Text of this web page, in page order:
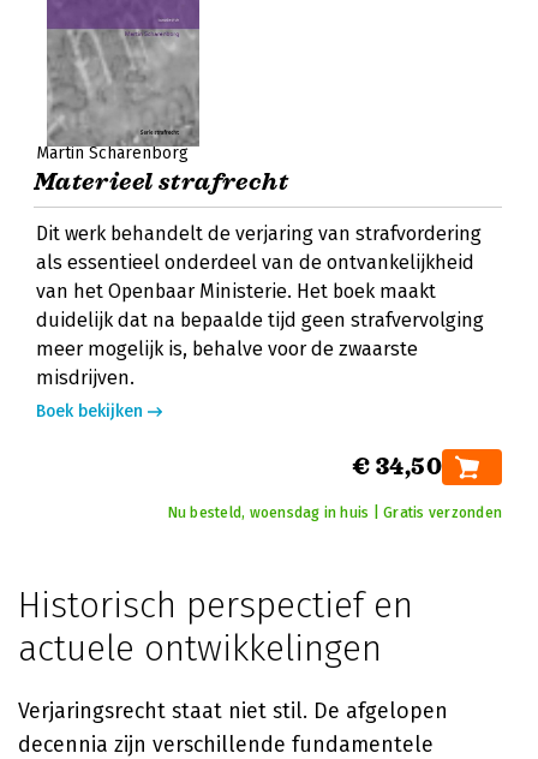
Martin Scharenborg
Materieel strafrecht
Dit werk behandelt de verjaring van strafvordering
als essentieel onderdeel van de ontvankelijkheid
van het Openbaar Ministerie. Het boek maakt
duidelijk dat na bepaalde tijd geen strafvervolging
meer mogelijk is, behalve voor de zwaarste
misdrijven.
Boek bekijken
€ 34,50
Nu besteld, woensdag in huis | Gratis verzonden
Historisch perspectief en
actuele ontwikkelingen
Verjaringsrecht staat niet stil. De afgelopen
decennia zijn verschillende fundamentele